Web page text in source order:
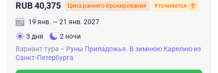
RUB 40,375 Цена раннего бронирования Уточняется
19 янв. — 21 янв. 2027
3 дня
2 ночи
Вариант тура – Руны Приладожья. В зимнюю Карелию из
Санкт-Петербурга